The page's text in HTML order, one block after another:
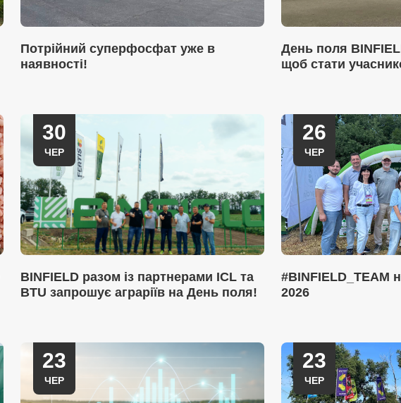
Потрійний суперфосфат уже в
наявності!
День поля
щоб стати
30
ЧЕР
BINFIELD разом із партнерами ICL та
BTU запрошує аграріїв на День поля!
26
ЧЕР
#BINFIELD_TEAM
2026
23
ЧЕР
23
ЧЕР